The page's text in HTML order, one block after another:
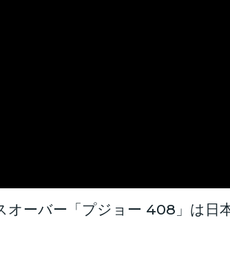
ーバー「プジョー 408」は日